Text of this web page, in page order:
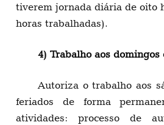
tiverem jornada diária de oito
horas trabalhadas).
4) Trabalho aos domingos
Autoriza o trabalho aos
feriados de forma
atividades: processo de